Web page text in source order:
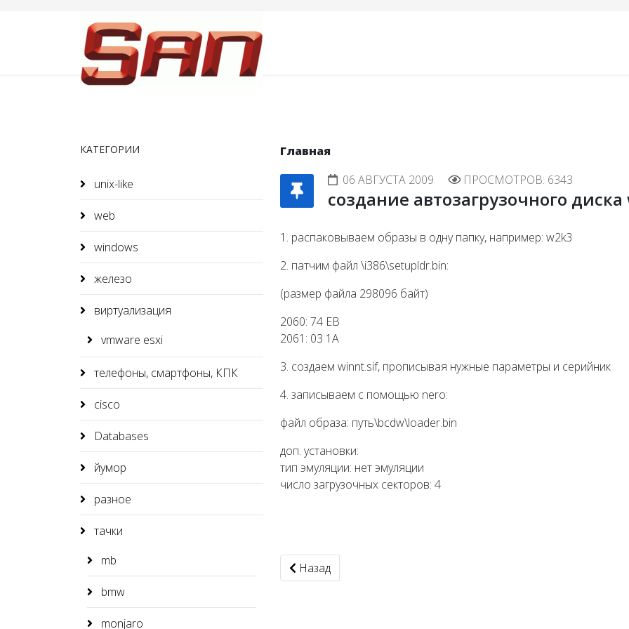
КАТЕГОРИИ
unix-like
web
windows
железо
виртуализация
vmware esxi
телефоны, смартфоны, КПК
cisco
Databases
йумор
разное
тачки
mb
bmw
monjaro
Главная
06 АВГУСТА 2009
ПРОСМОТРОВ: 6343
создание автозагрузочного
1. распаковываем образы в одну папку, например: w2k3
2. патчим файл \i386\setupldr.bin:
(размер файла 298096 байт)
2060: 74 EB
2061: 03 1A
3. создаем winnt.sif, прописывая нужные параметры и серийник
4. записываем с помощью nero:
файл образа: путь\bcdw\loader.bin
доп. установки:
тип эмуляции: нет эмуляции
число загрузочных секторов: 4
Предыдущий: 1C + bkend.dll + SQL Express 2005
Назад